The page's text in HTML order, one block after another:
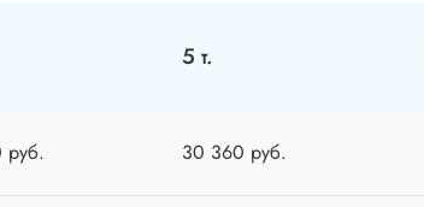
5 т.
30 360 руб.